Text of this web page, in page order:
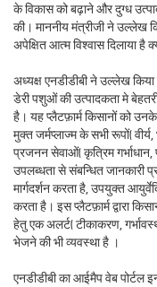
के विकास को बढ़ाने और दुग्ध
की। माननीय मंत्रीजी ने उल्लेख
अपेक्षित आत्म विश्वास दिलाया है
अध्यक्ष एनडीडीबी ने उल्लेख किया
डेरी पशुओं की उत्पादकता मे
है। यह प्लैटफ़ार्म किसानों को
मुक्त जर्मप्लाज्म के सभी रूपों
प्रजनन सेवाओं (कृत्रिम
उपलब्धता से संबन्धित जानकारी
मार्गदर्शन करता है, उपयुक्त
करता है। इस प्लैटफ़ार्म द्वारा
हेतु एक अलर्ट (टीकाकरण,
भेजने की भी व्यवस्था है ।
एनडीडीबी का आईमैप वेब पोर्टल